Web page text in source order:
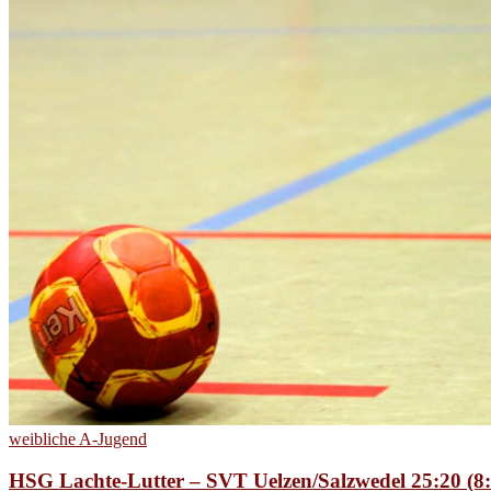
weibliche A-Jugend
HSG Lachte-Lutter – SVT Uelzen/Salzwedel 25:20